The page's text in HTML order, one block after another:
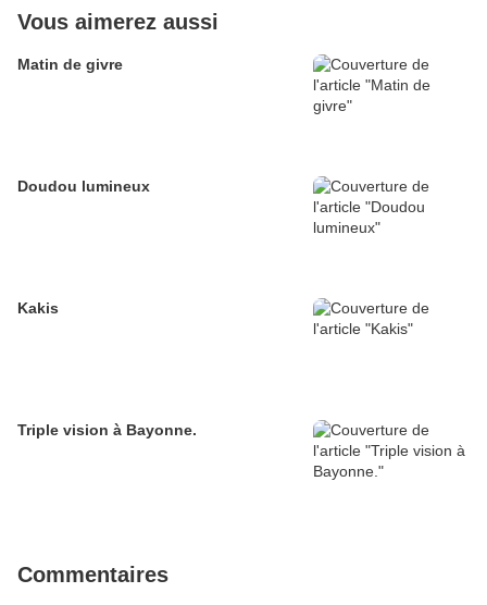
Vous aimerez aussi
Matin de givre
Doudou lumineux
Kakis
Triple vision à Bayonne.
Commentaires